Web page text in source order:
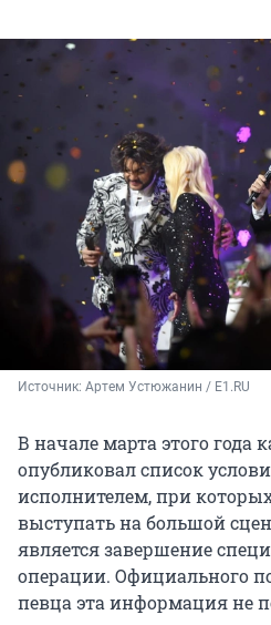
Источник: Артем Устюжанин / E1.RU
В начале марта этого года
опубликовал список
исполнителем, при
выступать на большой
является завершение
операции. Официального
певца эта информация не